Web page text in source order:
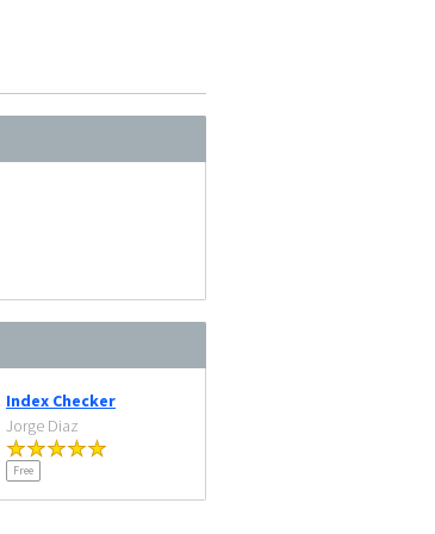
Index Checker
Jorge Diaz
Free